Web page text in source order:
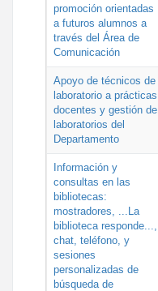
promoción orientadas
a futuros alumnos a
través del Área de
Comunicación
Apoyo de técnicos de
laboratorio a prácticas
docentes y gestión de
laboratorios del
Departamento
Información y
consultas en las
bibliotecas:
mostradores, ...La
biblioteca responde...,
chat, teléfono, y
sesiones
personalizadas de
búsqueda de